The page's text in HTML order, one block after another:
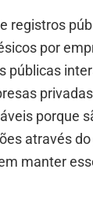
registros
por
públicas
porque
através
manter